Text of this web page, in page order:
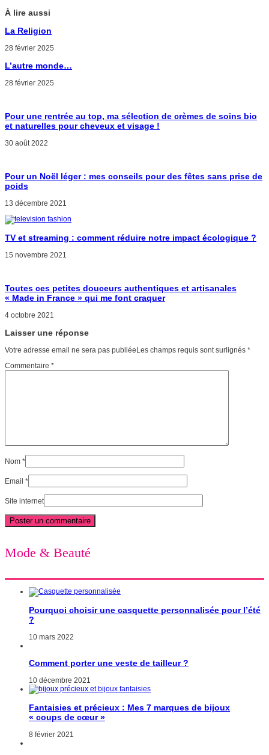
À lire aussi
La Religion
28 février 2025
L’autre monde…
28 février 2025
Pour une rentrée au top, ma sélection de crèmes de soins bio
et naturelles pour cheveux et visage !
30 août 2022
Pour un Noël léger : mes conseils pour des fêtes sans prise de
poids
13 décembre 2021
TV et streaming : comment réduire notre impact écologique ?
15 novembre 2021
Toutes ces petites douceurs authentiques et artisanales
« Made in France » qui me font craquer
4 octobre 2021
Laisser une réponse
Votre adresse email ne sera pas publiéeLes champs requis sont surlignés *
Commentaire *
Nom *
Email *
Site internet
Mode & Beauté
Pourquoi choisir une casquette personnalisée pour l’été
?
10 mars 2022
Comment porter une veste de tailleur ?
10 décembre 2021
Fantaisies et précieux : Mes 7 marques de bijoux
« coups de cœur »
8 février 2021